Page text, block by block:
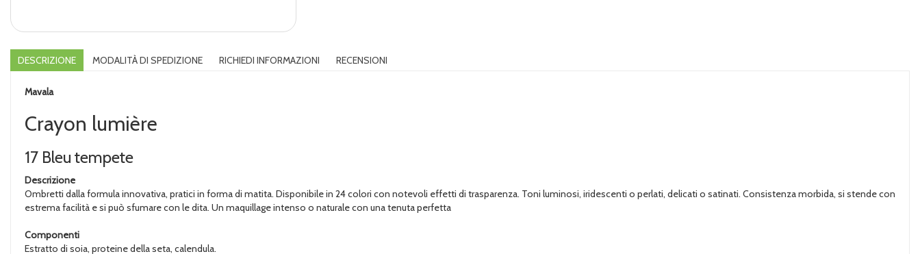
DESCRIZIONE MODALITÀ DI SPEDIZIONE RICHIEDI INFORMAZIONI RECENSIONI
Mavala
Crayon lumière
17 Bleu tempete
Descrizione
Ombretti dalla formula innovativa, pratici in forma di matita. Disponibile in 24 colori con notevoli effetti di trasparenza. Toni luminosi, iridescenti o perlati, delicati o satinati. Consistenza morbida, si stende con
estrema facilità e si può sfumare con le dita. Un maquillage intenso o naturale con una tenuta perfetta
Componenti
Estratto di soia, proteine della seta, calendula.